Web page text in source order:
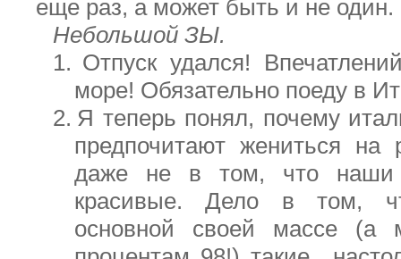
еще раз, а может быть и не один.
Небольшой ЗЫ.
1. Отпуск удался!
море! Обязательно поеду в
2. Я теперь понял, почему
предпочитают жениться на
даже не в том, что наши
красивые. Дело в том,
основной своей массе (а